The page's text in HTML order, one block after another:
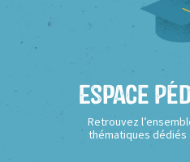
Espace
Retrouvez
thématiques dédiés